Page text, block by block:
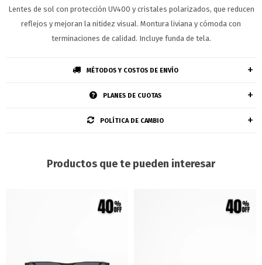
Lentes de sol con protección UV400 y cristales polarizados, que reducen
reflejos y mejoran la nitidez visual. Montura liviana y cómoda con
terminaciones de calidad. Incluye funda de tela.
MÉTODOS Y COSTOS DE ENVÍO
PLANES DE CUOTAS
POLÍTICA DE CAMBIO
Productos que te pueden interesar